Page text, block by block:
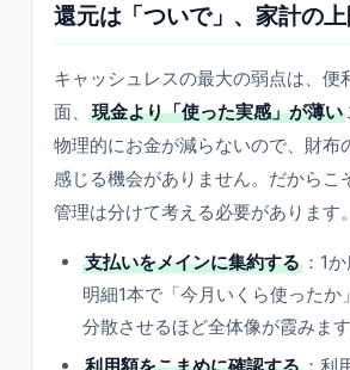
還元は「ついで」、家計の
キャッシュレスの最大の弱点は、便
面、
現金より「使った実感」が薄い
物理的にお金が減らないので、財布
感じる機会がありません。だからこ
管理は分けて考える必要があります。
支払いをメインに集約する ：1
明細1本で「今月いくら使ったか
分散させるほど全体像が霞みます